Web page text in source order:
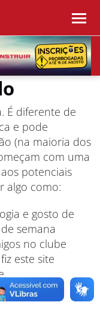
É diferente de
e pode
(na maioria dos
com uma
aos potenciais
algo como:
e gosto de
semana
no clube
este site